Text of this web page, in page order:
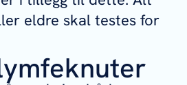
eldre skal testes for